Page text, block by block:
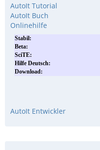
AutoIt Tutorial
AutoIt Buch
Onlinehilfe
AutoIt Entwickler